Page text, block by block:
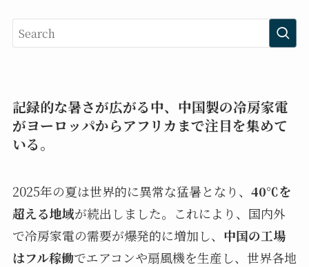
記録的な暑さが広がる中、中国製の冷房家電
がヨーロッパからアフリカまで注目を集めて
いる。
2025年の夏は世界的に異常な猛暑となり、 40℃を
超える地域が続出しました。これにより、国内外
で冷房家電の需要が爆発的に増加し、 中国の工場
はフル稼働でエアコンや扇風機を生産し、世界各地